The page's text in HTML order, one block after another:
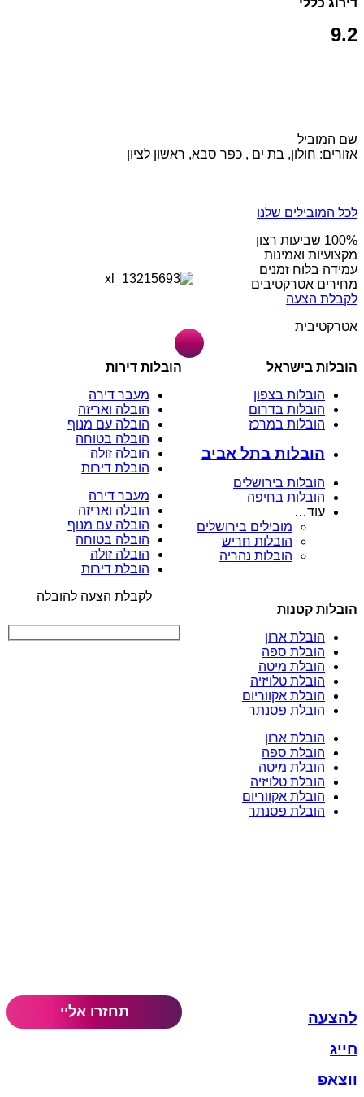
דירוג כללי
9.2
שם המוביל
אזורים: חולון, בת ים , כפר סבא, ראשון לציון
לכל המובילים שלנו
מקצועיות ואמינות
עמידה בלוח זמנים
מחירים אטרקטיבים
לקבלת הצעה
אטרקטיבית
הובלות בישראל
הובלות בצפון
הובלות בדרום
הובלות במרכז
הובלות בתל אביב
הובלות בירושלים
הובלות בחיפה
עוד…
מובילים בירושלים
הובלות חריש
הובלות נהריה
הובלות דירות
מעבר דירה
הובלה ואריזה
הובלה עם מנוף
הובלה בטוחה
הובלה זולה
הובלת דירות
מעבר דירה
הובלה ואריזה
הובלה עם מנוף
הובלה בטוחה
הובלה זולה
הובלת דירות
הובלות קטנות
הובלת ארון
הובלת ספה
הובלת מיטה
הובלת טלויזיה
הובלת אקווריום
הובלת פסנתר
הובלת ארון
הובלת ספה
הובלת מיטה
הובלת טלויזיה
הובלת אקווריום
הובלת פסנתר
לקבלת הצעה להובלה
להצעה
חייג
ווצאפ